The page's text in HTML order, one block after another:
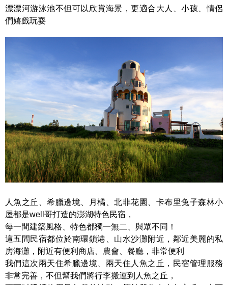
漂漂河游泳池不但可以欣賞海景，更適合大人、小孩、情侶
們嬉戲玩耍
人魚之丘、希臘邊境、月橘、北非花園、卡布里兔子森林小
屋都是well哥打造的澎湖特色民宿，
每一間建築風格、特色都獨一無二、與眾不同！
這五間民宿都位於南環鎖港、山水沙灘附近，鄰近美麗的私
房海灘，附近有便利商店、農會、餐廳，非常便利
我們這次兩天住希臘邊境、兩天住人魚之丘，民宿管理服務
非常完善，不但幫我們將行李搬運到人魚之丘，